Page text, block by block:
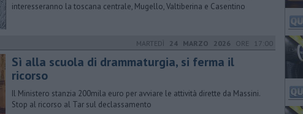
interesseranno la toscana centrale, Mugello, Valtiberina e Casentino
MARTEDÌ 24 MARZO 2026 ORE 17:00
Sì alla scuola di drammaturgia, si ferma il
ricorso
Il Ministero stanzia 200mila euro per avviare le attività dirette da Massini.
Stop al ricorso al Tar sul declassamento